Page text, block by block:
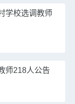
学校选调教师
师218人公告